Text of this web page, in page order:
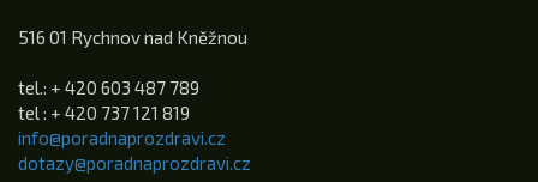
516 01 Rychnov nad Kněžnou
tel.: + 420 603 487 789
tel : + 420 737 121 819
info@poradnaprozdravi.cz
dotazy@poradnaprozdravi.cz